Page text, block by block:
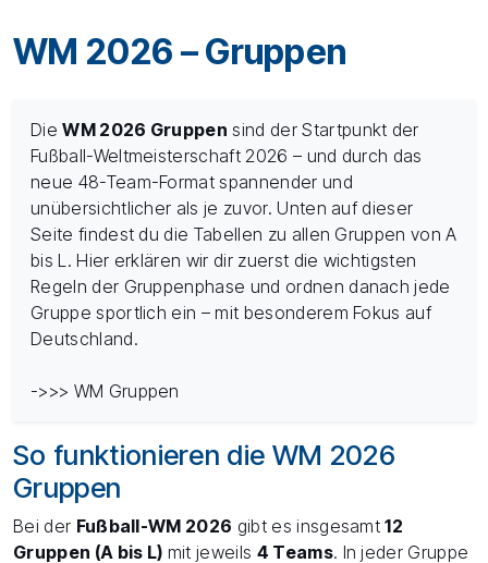
WM 2026 – Gruppen
DieWM 2026 Gruppen sind der Startpunkt der
Fußball-Weltmeisterschaft 2026 – und durch das
neue 48-Team-Format spannender und
unübersichtlicher als je zuvor. Unten auf dieser
Seite findest du die Tabellen zu allen Gruppen von A
bis L. Hier erklären wir dir zuerst die wichtigsten
Regeln der Gruppenphase und ordnen danach jede
Gruppe sportlich ein – mit besonderem Fokus auf
Deutschland.
->>> WM Gruppen
So funktionieren die WM 2026
Gruppen
Bei der Fußball-WM 2026 gibt es insgesamt12
Gruppen (A bis L) mit jeweils 4 Teams. In jeder Gruppe